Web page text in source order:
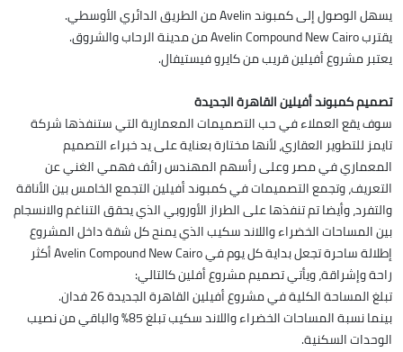
يسهل الوصول إلى كمبوند Avelin من الطريق الدائري الأوسطي.
يقترب Avelin Compound New Cairo من مدينة الرحاب والشروق.
يعتبر مشروع أفيلين قريب من كايرو فيستيفال.
تصميم كمبوند أفيلين القاهرة الجديدة
سوف يقع العملاء في حب التصميمات المعمارية التي ستنفذها شركة
تايمز للتطوير العقاري، لأنها مختارة بعناية على يد خبراء التصميم
المعماري في مصر وعلى رأسهم المهندس رائف فهمي الغني عن
التعريف، وتجمع التصميمات في كمبوند أفيلين التجمع الخامس بين الأناقة
والتفرد، وأيضا تم تنفذها على الطراز الأوروبي الذي يحقق التناغم والانسجام
بين المساحات الخضراء واللاند سكيب الذي يمنح كل شقة داخل المشروع
إطلالة ساحرة تجعل بداية كل يوم في Avelin Compound New Cairo أكثر
راحة وإشراقة، ويأتي تصميم مشروع أفلين كالتالي:
تبلغ المساحة الكلية في مشروع أفيلين القاهرة الجديدة 26 فدان.
بينما نسبة المساحات الخضراء واللاند سكيب تبلغ 85% والباقي من نصيب
الوحدات السكنية.